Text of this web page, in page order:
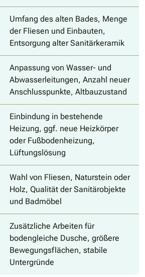
Umfang des alten Bades, Menge
der Fliesen und Einbauten,
Entsorgung alter Sanitärkeramik
Anpassung von Wasser- und
Abwasserleitungen, Anzahl neuer
Anschlusspunkte, Altbauzustand
Einbindung in bestehende
Heizung, ggf. neue Heizkörper
oder Fußbodenheizung,
Lüftungslösung
Wahl von Fliesen, Naturstein oder
Holz, Qualität der Sanitärobjekte
und Badmöbel
Zusätzliche Arbeiten für
bodengleiche Dusche, größere
Bewegungsflächen, stabile
Untergründe